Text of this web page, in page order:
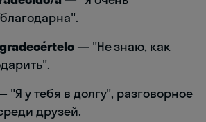
— "Не знаю, как
"Я у тебя в долгу", разговорное
друзей.